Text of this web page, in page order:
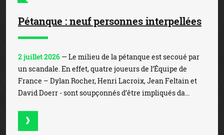
Pétanque : neuf personnes interpellées
2 juillet 2026 — Le milieu de la pétanque est secoué par
un scandale. En effet, quatre joueurs de l’Équipe de
France – Dylan Rocher, Henri Lacroix, Jean Feltain et
David Doerr - sont soupçonnés d’être impliqués da...